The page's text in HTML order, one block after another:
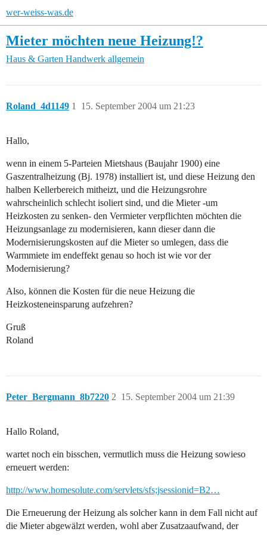
wer-weiss-was.de
Mieter möchten neue Heizung!?
Haus & Garten Handwerk allgemein
Roland_4d1149 15. September 2004 um 21:23
1
Hallo,
wenn in einem 5-Parteien Mietshaus (Baujahr 1900) eine
Gaszentralheizung (Bj. 1978) installiert ist, und diese Heizung den
halben Kellerbereich mitheizt, und die Heizungsrohre
wahrscheinlich schlecht isoliert sind, und die Mieter -um
Heizkosten zu senken- den Vermieter verpflichten möchten die
Heizungsanlage zu modernisieren, kann dieser dann die
Modernisierungskosten auf die Mieter so umlegen, dass die
Warmmiete im endeffekt genau so hoch ist wie vor der
Modernisierung?
Also, können die Kosten für die neue Heizung die
Heizkosteneinsparung aufzehren?
Gruß
Roland
Peter_Bergmann_8b7220 15. September 2004 um 21:39
2
Hallo Roland,
wartet noch ein bisschen, vermutlich muss die Heizung sowieso
erneuert werden:
http://www.homesolute.com/servlets/sfs;jsessionid=B2…
Die Erneuerung der Heizung als solcher kann in dem Fall nicht auf
die Mieter abgewälzt werden, wohl aber Zusatzaaufwand, der